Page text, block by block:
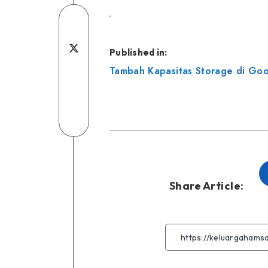
Share
on
Facebook
Telegram
on
Published in:
Navigasi
Tambah Kapasitas Storage di
Share Article: